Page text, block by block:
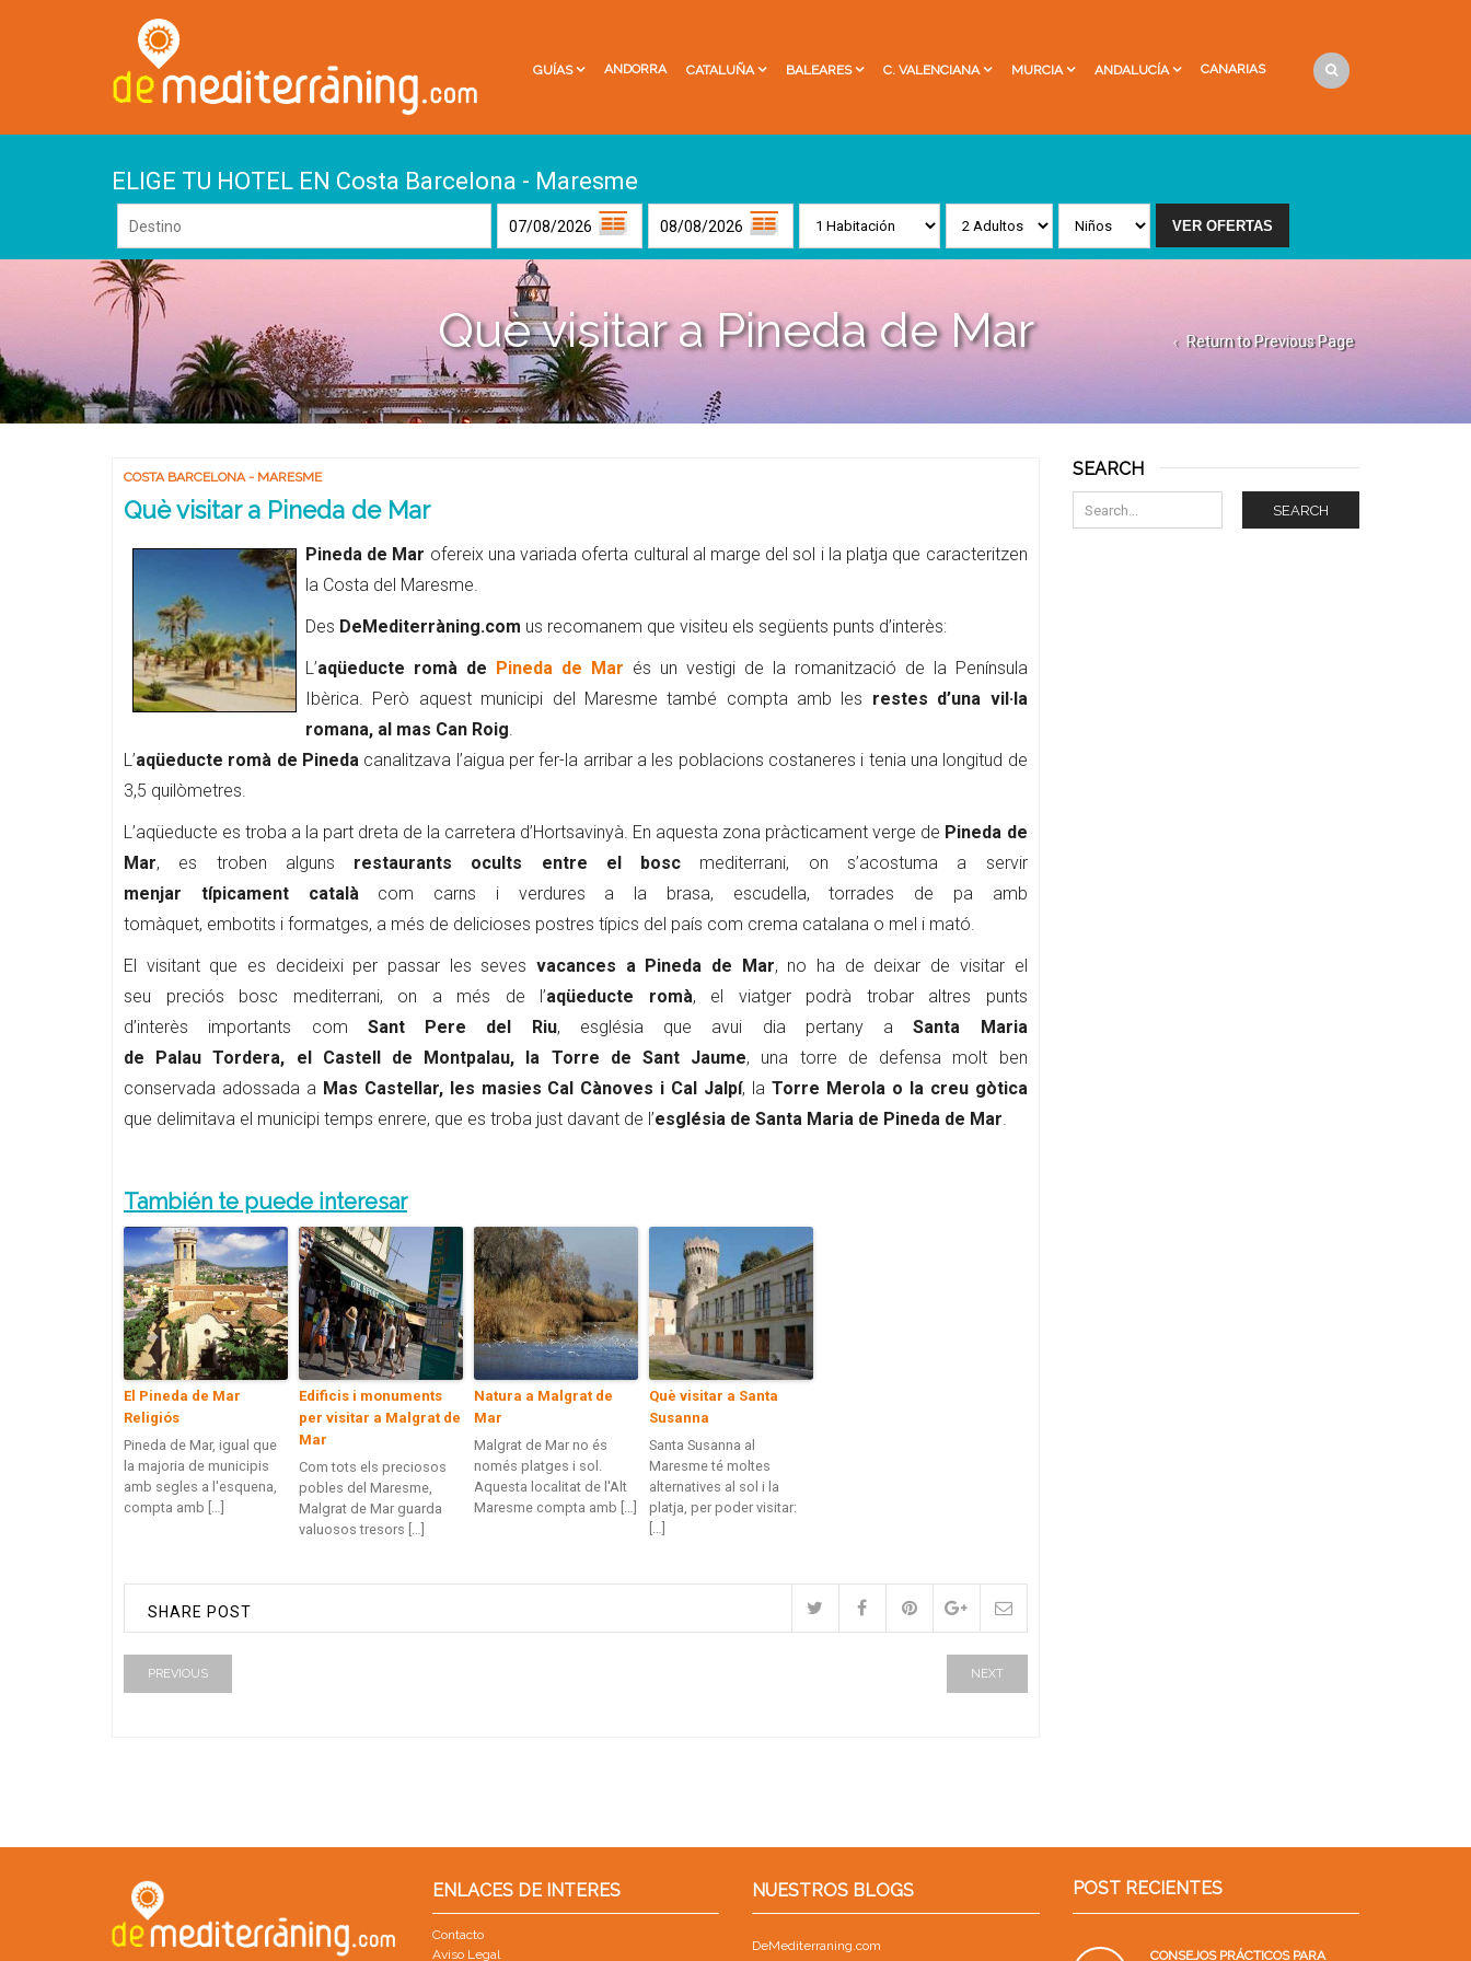
GUÍAS ANDORRA CATALUÑA BALEARES C. VALENCIANA MURCIA ANDALUCÍA CANARIAS
ELIGE TU HOTEL EN Costa Barcelona - Maresme
Què visitar a Pineda de Mar Return to Previous Page
COSTA BARCELONA - MARESME
Què visitar a Pineda de Mar
Pineda de Mar ofereix una variada oferta cultural al marge del sol i la platja que caracteritzen
la Costa del Maresme.
Des DeMediterràning.com us recomanem que visiteu els següents punts d’interès:
L’aqüeducte romà de Pineda de Mar és un vestigi de la romanització de la Península
Ibèrica. Però aquest municipi del Maresme també compta amb les restes d’una vil·la
romana, al mas Can Roig.
L’aqüeducte romà de Pineda canalitzava l’aigua per fer-la arribar a les poblacions costaneres i tenia una longitud de
3,5 quilòmetres.
L’aqüeducte es troba a la part dreta de la carretera d’Hortsavinyà. En aquesta zona pràcticament verge de Pineda de
Mar, es troben alguns restaurants ocults entre el bosc mediterrani, on s’acostuma a servir
menjar típicament catalàcom carns i verdures a la brasa, escudella, torrades de pa amb
tomàquet, embotits i formatges, a més de delicioses postres típics del país com crema catalana o mel i mató.
El visitant que es decideixi per passar les sevesvacances a Pineda de Mar, no ha de deixar de visitar el
seu preciós bosc mediterrani, on a més de l’aqüeducte romà, el viatger podrà trobar altres punts
d’interès importants com Sant Pere del Riu, església que avui dia pertany aSanta Maria
de Palau Tordera, el Castell de Montpalau, la Torre de Sant Jaume, una torre de defensa molt ben
conservada adossada a Mas Castellar, les masies Cal Cànoves i Cal Jalpí, la Torre Merola o la creu gòtica
que delimitava el municipi temps enrere, que es troba just davant de l’església de Santa Maria de Pineda de Mar.
También te puede interesar
El Pineda de Mar
Religiós
Pineda de Mar, igual que
la majoria de municipis
amb segles a l'esquena,
compta amb […]
Edificis i monuments
per visitar a Malgrat de
Mar
Com tots els preciosos
pobles del Maresme,
Malgrat de Mar guarda
valuosos tresors […]
Natura a Malgrat de
Mar
Malgrat de Mar no és
només platges i sol.
Aquesta localitat de l'Alt
Maresme compta amb […]
Què visitar a Santa
Susanna
Santa Susanna al
Maresme té moltes
alternatives al sol i la
platja, per poder visitar:
[…]
SHARE POST
PREVIOUS NEXT
SEARCH
SEARCH
ENLACES DE INTERES
Contacto
Aviso Legal
NUESTROS BLOGS
DeMediterraning.com
POST RECIENTES
CONSEJOS PRÁCTICOS PARA